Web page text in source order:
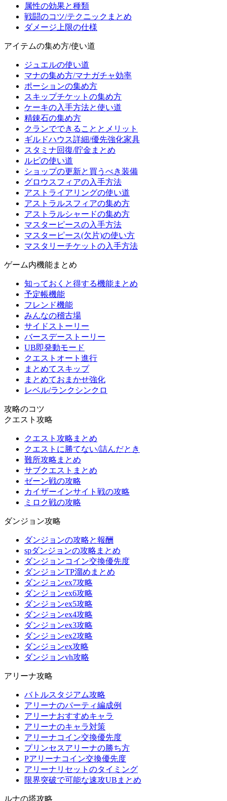
属性の効果と種類
戦闘のコツ/テクニックまとめ
ダメージ上限の仕様
アイテムの集め方/使い道
ジュエルの使い道
マナの集め方/マナガチャ効率
ポーションの集め方
スキップチケットの集め方
ケーキの入手方法と使い道
精錬石の集め方
クランでできることとメリット
ギルドハウス詳細/優先強化家具
スタミナ回復/貯金まとめ
ルピの使い道
ショップの更新と買うべき装備
グロウスフィアの入手方法
アストライアリングの使い道
アストラルスフィアの集め方
アストラルシャードの集め方
マスターピースの入手方法
マスターピース(欠片)の使い方
マスタリーチケットの入手方法
ゲーム内機能まとめ
知っておくと得する機能まとめ
予定帳機能
フレンド機能
みんなの稽古場
サイドストーリー
バースデーストーリー
UB即発動モード
クエストオート進行
まとめてスキップ
まとめておまかせ強化
レベル/ランクシンクロ
攻略のコツ
クエスト攻略
クエスト攻略まとめ
クエストに勝てない/詰んだとき
難所攻略まとめ
サブクエストまとめ
ゼーン戦の攻略
カイザーインサイト戦の攻略
ミロク戦の攻略
ダンジョン攻略
ダンジョンの攻略と報酬
spダンジョンの攻略まとめ
ダンジョンコイン交換優先度
ダンジョンTP溜めまとめ
ダンジョンex7攻略
ダンジョンex6攻略
ダンジョンex5攻略
ダンジョンex4攻略
ダンジョンex3攻略
ダンジョンex2攻略
ダンジョンex攻略
ダンジョンvh攻略
アリーナ攻略
バトルスタジアム攻略
アリーナのパーティ編成例
アリーナおすすめキャラ
アリーナのキャラ対策
アリーナコイン交換優先度
プリンセスアリーナの勝ち方
Pアリーナコイン交換優先度
アリーナリセットのタイミング
限界突破で可能な速攻UBまとめ
ルナの塔攻略